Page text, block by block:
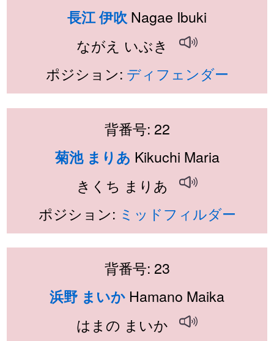
長江 伊吹 Nagae Ibuki
ながえ いぶき
ポジション: ディフェンダー
背番号: 22
菊池 まりあ Kikuchi Maria
きくち まりあ
ポジション: ミッドフィルダー
背番号: 23
浜野 まいか Hamano Maika
はまの まいか